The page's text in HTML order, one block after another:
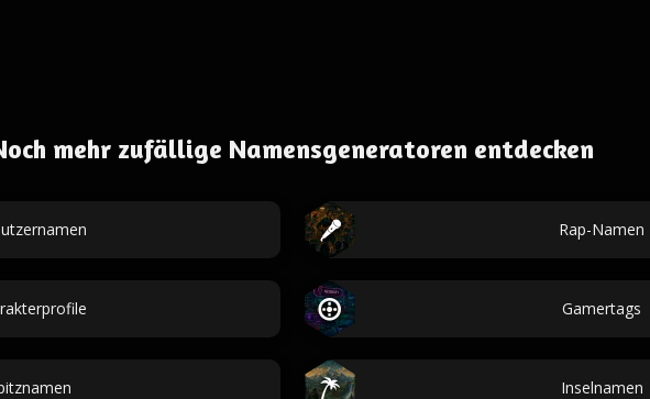
mehr zufällige Namensgeneratoren entdecken
Rap-Namen
Gamertags
Inselnamen